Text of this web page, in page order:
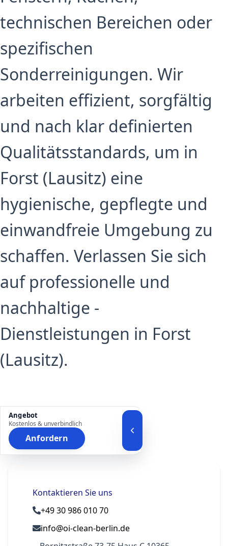
technischen Bereichen oder
spezifischen
Sonderreinigungen. Wir
arbeiten effizient, sorgfältig
und nach klar definierten
Qualitätsstandards, um in
Forst (Lausitz) eine
hygienische, gepflegte und
einwandfreie Umgebung zu
schaffen. Verlassen Sie sich
auf professionelle und
nachhaltige -
Dienstleistungen in Forst
(Lausitz).
Kontaktieren Sie uns
+49 30 986 010 70
info@oi-clean-berlin.de
Angebot
Kostenlos & unverbindlich
Anfordern